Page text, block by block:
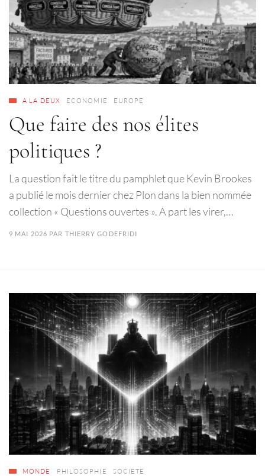
A LA DEUX ECONOMIE EUROPE
Que faire des nos élites
politiques ?
La question fait le titre du pamphlet que Kevin Brookes
a publié le mois dernier chez Plon dans la bien nommée
collection « Questions ouvertes ». A part les virer,…
9 MAI 2026 PAR THIERRY GODEFRIDI
MONDE PHILOSOPHIE SOCIÉTÉ